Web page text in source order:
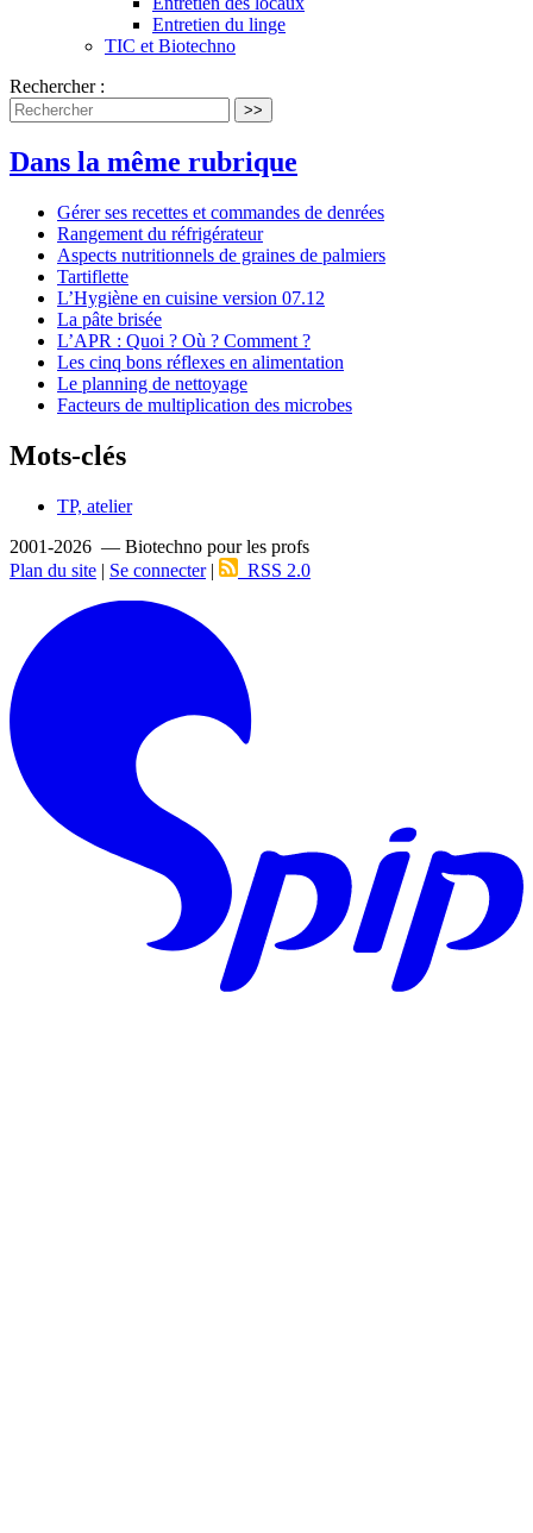
Entretien du linge
TIC et Biotechno
Rechercher :
>>
Dans la même rubrique
Gérer ses recettes et commandes de denrées
Rangement du réfrigérateur
Aspects nutritionnels de graines de palmiers
Tartiflette
L’Hygiène en cuisine version 07.12
La pâte brisée
L’APR : Quoi ? Où ? Comment ?
Les cinq bons réflexes en alimentation
Le planning de nettoyage
Facteurs de multiplication des microbes
Mots-clés
TP, atelier
2001-2026 — Biotechno pour les profs
Plan du site | Se connecter| RSS 2.0